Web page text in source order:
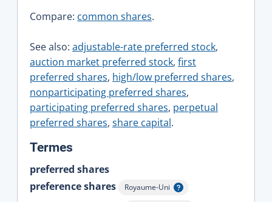
Compare: common shares.
See also: adjustable-rate preferred stock,
auction market preferred stock, first
preferred shares, high/low preferred shares,
nonparticipating preferred shares,
participating preferred shares, perpetual
preferred shares, share capital.
Termes
preferred shares
preference shares
Royaume-Uni
Afficher l'infobulle